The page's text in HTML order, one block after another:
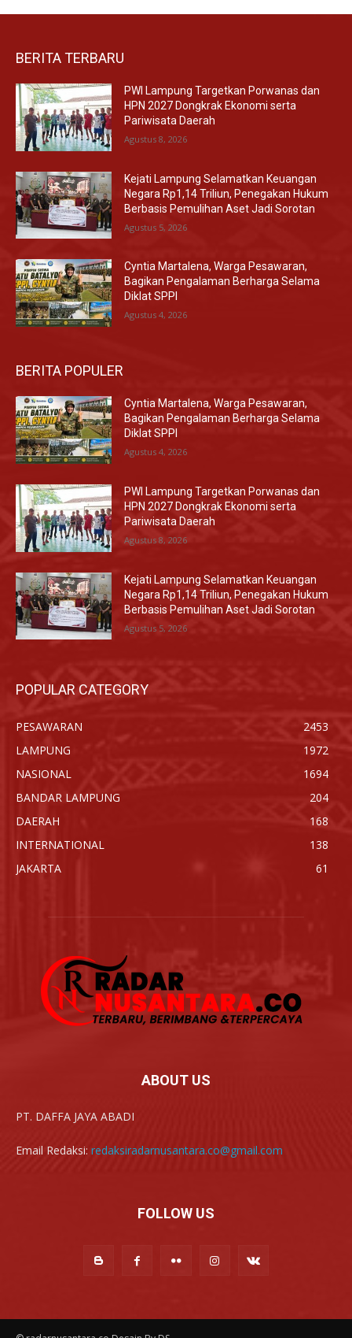
BERITA TERBARU
PWI Lampung Targetkan Porwanas dan
HPN 2027 Dongkrak Ekonomi serta
Pariwisata Daerah
Agustus 8, 2026
Kejati Lampung Selamatkan Keuangan
Negara Rp1,14 Triliun, Penegakan Hukum
Berbasis Pemulihan Aset Jadi Sorotan
Agustus 5, 2026
Cyntia Martalena, Warga Pesawaran,
Bagikan Pengalaman Berharga Selama
Diklat SPPI
Agustus 4, 2026
BERITA POPULER
Cyntia Martalena, Warga Pesawaran,
Bagikan Pengalaman Berharga Selama
Diklat SPPI
Agustus 4, 2026
PWI Lampung Targetkan Porwanas dan
HPN 2027 Dongkrak Ekonomi serta
Pariwisata Daerah
Agustus 8, 2026
Kejati Lampung Selamatkan Keuangan
Negara Rp1,14 Triliun, Penegakan Hukum
Berbasis Pemulihan Aset Jadi Sorotan
Agustus 5, 2026
POPULAR CATEGORY
PESAWARAN
2453
LAMPUNG
1972
NASIONAL
1694
BANDAR LAMPUNG
204
DAERAH
168
INTERNATIONAL
138
JAKARTA
61
ABOUT US
PT. DAFFA JAYA ABADI
Email Redaksi: redaksiradarnusantara.co@gmail.com
FOLLOW US